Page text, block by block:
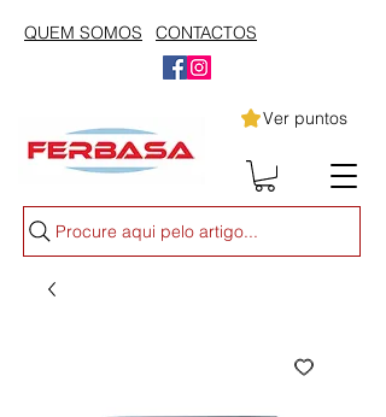
QUEM SOMOS CONTACTOS
Ver puntos
Procure aqui pelo artigo...